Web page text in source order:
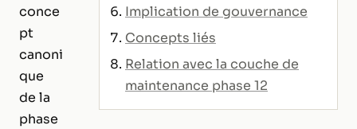
conce
pt
canoni
que
de la
phase
Implication de gouvernance
Concepts liés
Relation avec la couche de
maintenance phase 12